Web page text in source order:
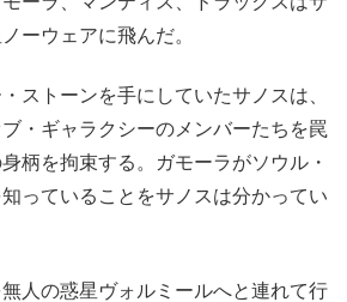
ーウェアに飛んだ。
ストーンを手にしていたサノスは、
・ギャラクシーのメンバーたちを罠
柄を拘束する。ガモーラがソウル・
っていることをサノスは分かってい
人の惑星ヴォルミールへと連れて行